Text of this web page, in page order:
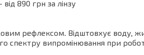
890 грн за лінзу
рефлексом. Відштовхує воду,
випромінювання при